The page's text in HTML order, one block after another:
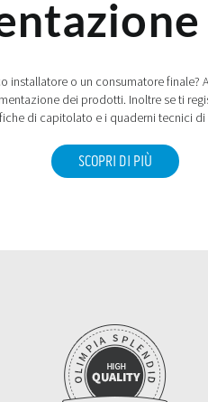
o un consumatore finale?
dei prodotti. Inoltre se ti
di capitolato e i quaderni tecnici di
SCOPRI DI PIÙ